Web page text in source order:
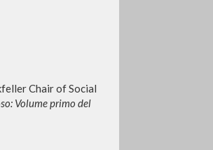
Chair of Social
Volume primo del